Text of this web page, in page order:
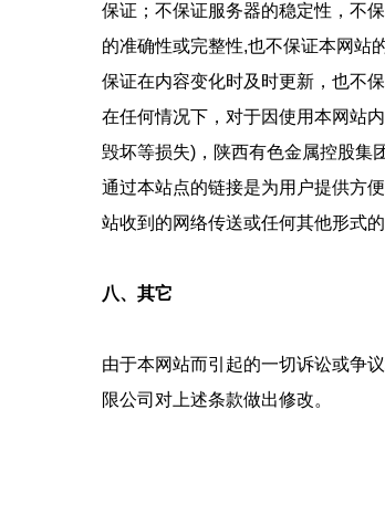
保证；不保证服务器的稳定性，不
的准确性或完整性,也不保证本网站
保证在内容变化时及时更新，也不
在任何情况下，对于因使用本网站
毁坏等损失)，陕西有色金属控股集
通过本站点的链接是为用户提供方
站收到的网络传送或任何其他形式
八、其它
由于本网站而引起的一切诉讼或争
限公司对上述条款做出修改。